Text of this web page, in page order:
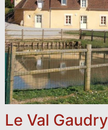
Le Val Gaudry